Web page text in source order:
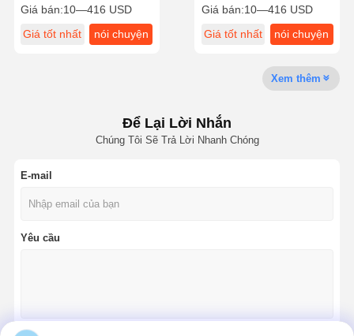
Giá bán:10—416 USD
Giá tốt nhất
nói chuyện
Giá bán:10—416 USD
Giá tốt nhất
nói chuyện
Xem thêm
Để Lại Lời Nhắn
Chúng Tôi Sẽ Trả Lời Nhanh Chóng
E-mail
Yêu cầu